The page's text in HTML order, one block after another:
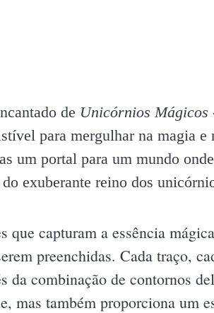
de Unicórnios
para mergulhar na magia
um portal para um mundo
exuberante reino dos
que capturam a essência
preenchidas. Cada traço,
da combinação de contornos
mas também proporciona um